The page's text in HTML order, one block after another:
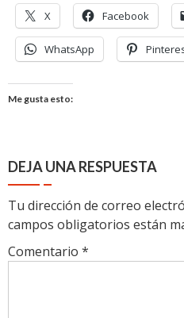
X Facebook
WhatsApp
Me gusta esto:
DEJA UNA RESPUESTA
Tu dirección de correo
campos obligatorios están
Comentario *